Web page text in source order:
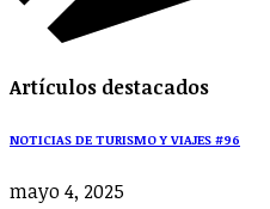
Artículos destacados
NOTICIAS DE TURISMO Y VIAJES #96
mayo 4, 2025